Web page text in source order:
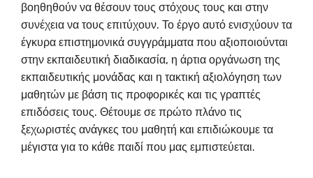
βοηθηθούν να θέσουν τους στόχους τους και στην
συνέχεια να τους επιτύχουν. Το έργο αυτό ενισχύουν τα
έγκυρα επιστημονικά συγγράμματα που αξιοποιούνται
στην εκπαιδευτική διαδικασία, η άρτια οργάνωση της
εκπαιδευτικής μονάδας και η τακτική αξιολόγηση των
μαθητών με βάση τις προφορικές και τις γραπτές
επιδόσεις τους. Θέτουμε σε πρώτο πλάνο τις
ξεχωριστές ανάγκες του μαθητή και επιδιώκουμε τα
μέγιστα για το κάθε παιδί που μας εμπιστεύεται.